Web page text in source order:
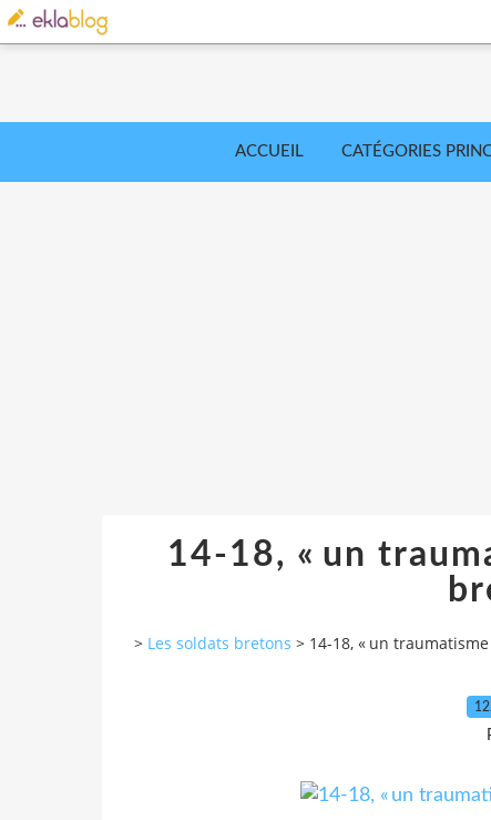
ACCUEIL CATÉGORIES
14-18, « un
> Les soldats bretons > 14-18, « un